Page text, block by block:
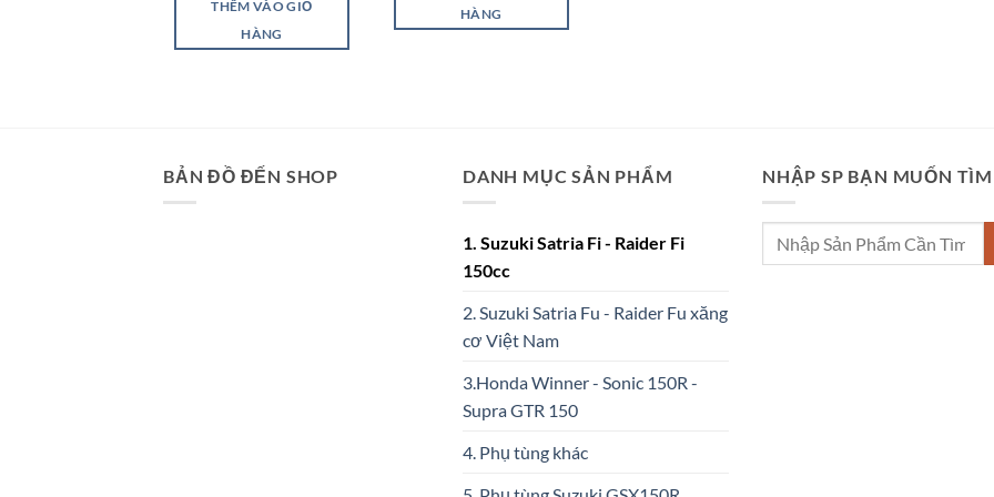
THÊM VÀO GIỎ
HÀNG
HÀNG
BẢN ĐỒ ĐẾN SHOP DANH MỤC SẢN PHẨM
1. Suzuki Satria Fi - Raider Fi
150cc
2. Suzuki Satria Fu - Raider Fu xăng
cơ Việt Nam
3.Honda Winner - Sonic 150R -
Supra GTR 150
4. Phụ tùng khác
NHẬP SP BẠN MUỐN TÌM